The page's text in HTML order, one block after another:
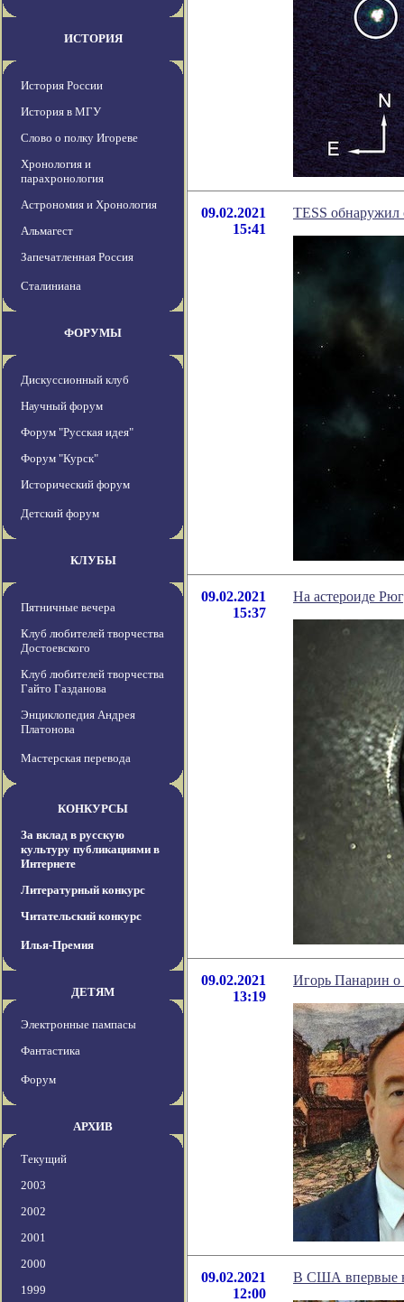
ИСТОРИЯ
История России
История в МГУ
Слово о полку Игореве
Хронология и
парахронология
Астрономия и Хронология
Альмагест
Запечатленная Россия
Сталиниана
ФОРУМЫ
Дискуссионный клуб
Научный форум
Форум "Русская идея"
Форум "Курск"
Исторический форум
Детский форум
КЛУБЫ
Пятничные вечера
Клуб любителей творчества
Достоевского
Клуб любителей творчества
Гайто Газданова
Энциклопедия Андрея
Платонова
Мастерская перевода
КОНКУРСЫ
За вклад в русскую
культуру публикациями в
Интернете
Литературный конкурс
Читательский конкурс
Илья-Премия
ДЕТЯМ
Электронные пампасы
Фантастика
Форум
АРХИВ
Текущий
2003
2002
2001
2000
1999
09.02.2021
15:41
TESS обнаружил
09.02.2021
15:37
На астероиде
09.02.2021
13:19
Игорь Панарин
09.02.2021
12:00
В США впервые